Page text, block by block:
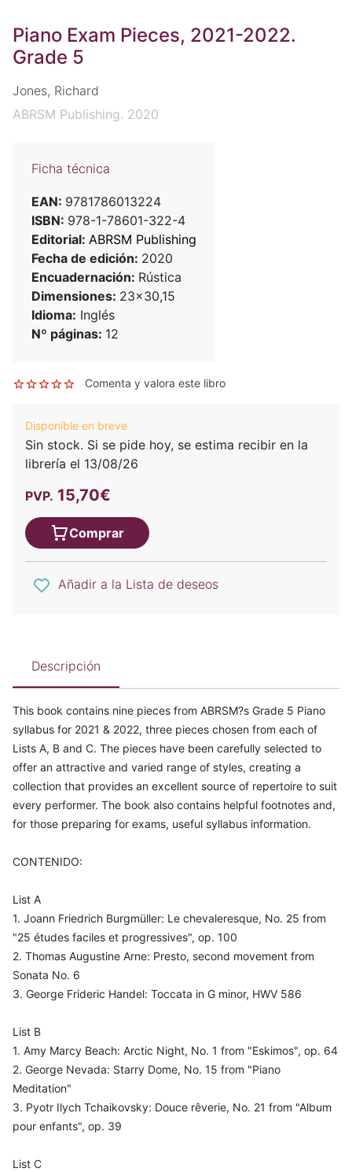
Piano Exam Pieces, 2021-2022.
Grade 5
Jones, Richard
ABRSM Publishing. 2020
Ficha técnica
EAN: 9781786013224
ISBN: 978-1-78601-322-4
Editorial: ABRSM Publishing
Fecha de edición: 2020
Encuadernación: Rústica
Dimensiones: 23x30,15
Idioma: Inglés
Nº páginas: 12
Comenta y valora este libro
Disponible en breve
Sin stock. Si se pide hoy, se estima recibir en la
librería el 13/08/26
PVP. 15,70€
Comprar
Añadir a la Lista de deseos
Descripción
This book contains nine pieces from ABRSM?s Grade 5 Piano
syllabus for 2021 & 2022, three pieces chosen from each of
Lists A, B and C. The pieces have been carefully selected to
offer an attractive and varied range of styles, creating a
collection that provides an excellent source of repertoire to suit
every performer. The book also contains helpful footnotes and,
for those preparing for exams, useful syllabus information.
CONTENIDO:
List A
1. Joann Friedrich Burgmüller: Le chevaleresque, No. 25 from
"25 études faciles et progressives", op. 100
2. Thomas Augustine Arne: Presto, second movement from
Sonata No. 6
3. George Frideric Handel: Toccata in G minor, HWV 586
List B
1. Amy Marcy Beach: Arctic Night, No. 1 from "Eskimos", op. 64
2. George Nevada: Starry Dome, No. 15 from "Piano
Meditation"
3. Pyotr Ilych Tchaikovsky: Douce rêverie, No. 21 from "Album
pour enfants", op. 39
List C